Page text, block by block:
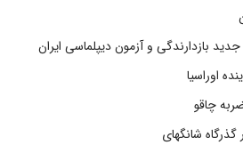
بازدارندگی و آزمون دیپلماسی ایران
اوراسیا
چاقو
شانگهای